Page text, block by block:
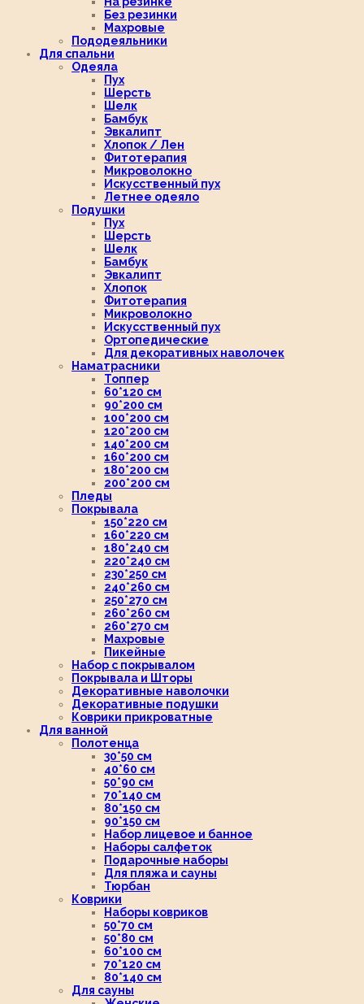
Без резинки
Махровые
Пододеяльники
Для спальни
Одеяла
Пух
Шерсть
Шелк
Бамбук
Эвкалипт
Хлопок / Лен
Фитотерапия
Микроволокно
Искусственный пух
Летнее одеяло
Подушки
Пух
Шерсть
Шелк
Бамбук
Эвкалипт
Хлопок
Фитотерапия
Микроволокно
Искусственный пух
Ортопедические
Для декоративных наволочек
Наматрасники
Топпер
60*120 см
90*200 см
100*200 см
120*200 см
140*200 см
160*200 см
180*200 см
200*200 см
Пледы
Покрывала
150*220 см
160*220 см
180*240 см
220*240 см
230*250 см
240*260 см
250*270 см
260*260 см
260*270 см
Махровые
Пикейные
Набор с покрывалом
Покрывала и Шторы
Декоративные наволочки
Декоративные подушки
Коврики прикроватные
Для ванной
Полотенца
30*50 см
40*60 см
50*90 см
70*140 см
80*150 см
90*150 см
Набор лицевое и банное
Наборы салфеток
Подарочные наборы
Для пляжа и сауны
Тюрбан
Коврики
Наборы ковриков
50*70 см
50*80 см
60*100 см
70*120 см
80*140 см
Для сауны